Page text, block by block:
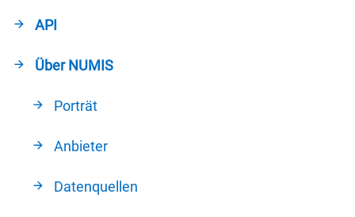
API
Über NUMIS
Porträt
Anbieter
Datenquellen